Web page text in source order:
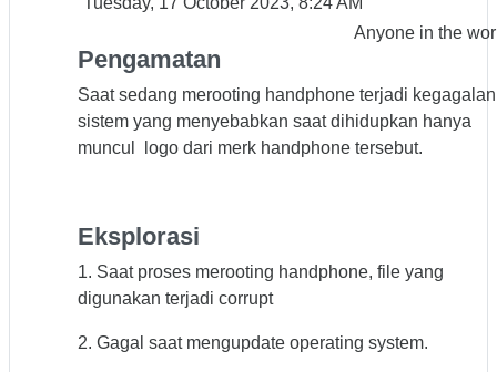
Anyone in the
Pengamatan
Saat sedang merooting handphone terjadi kegagalan
sistem yang menyebabkan saat dihidupkan hanya
muncul logo dari merk handphone tersebut.
Eksplorasi
1. Saat proses merooting handphone, file yang
digunakan terjadi corrupt
2. Gagal saat mengupdate operating system.